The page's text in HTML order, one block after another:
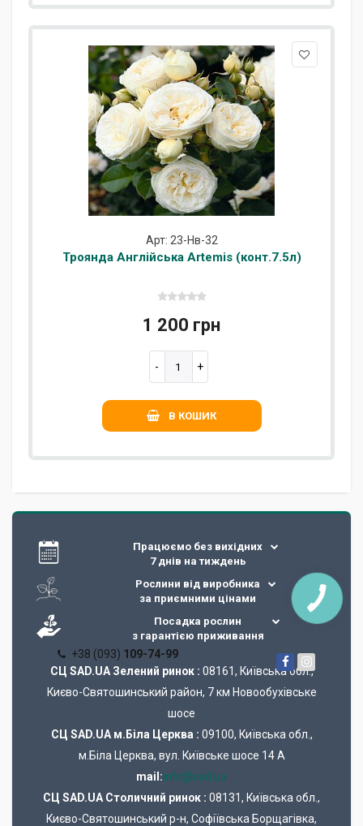
Арт: 23-Нв-32
Троянда Англійська Artemis (конт.7.5л)
1 200 грн
В КОШИК
Працюємо без вихідних
7 днів на тиждень
Рослини від виробника
за приємними цінами
Посадка рослин
з гарантією приживання
+38 (093) 109-74-99
СЦ SAD.UA Зелений ринок : 08161, Київська обл.,
Києво-Святошинський район, 7 км Новообухівське
шосе
СЦ SAD.UA м.Біла Церква : 09100, Київська обл.,
м.Біла Церква, вул. Київське шосе 14 А
mail:info@sad.ua
СЦ SAD.UA Cтоличний ринок : 08131, Київська обл.,
Києво-Святошинський р-н, Софіївська Борщагівка,